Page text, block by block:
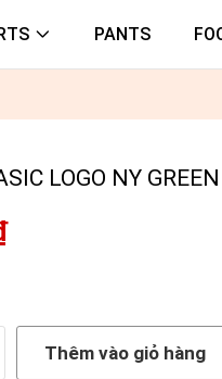
PANTS
LOGO NY
Thêm vào giỏ hàng